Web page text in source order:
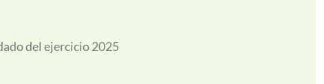
del ejercicio 2025